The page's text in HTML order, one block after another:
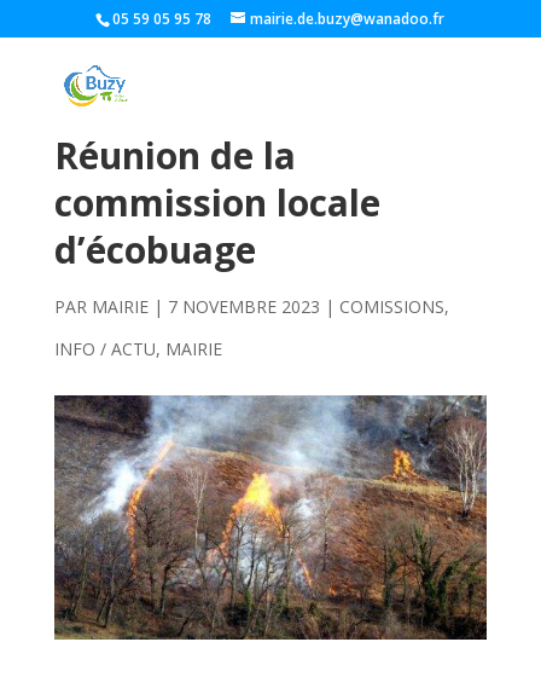
05 59 05 95 78 mairie.de.buzy@wanadoo.fr
Réunion de la
commission locale
d’écobuage
PAR MAIRIE| 7 NOVEMBRE 2023 | COMISSIONS,
INFO / ACTU, MAIRIE